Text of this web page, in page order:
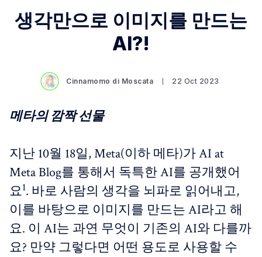
생각만으로 이미지를 만드는
AI?!
Cinnamomo di Moscata 22 Oct 2023
메타의 깜짝 선물
지난 10월 18일, Meta(이하 메타)가 AI at
Meta Blog를 통해서 독특한 AI를 공개했어
요1. 바로 사람의 생각을 뇌파로 읽어내고,
이를 바탕으로 이미지를 만드는 AI라고 해
요. 이 AI는 과연 무엇이 기존의 AI와 다를까
요? 만약 그렇다면 어떤 용도로 사용할 수